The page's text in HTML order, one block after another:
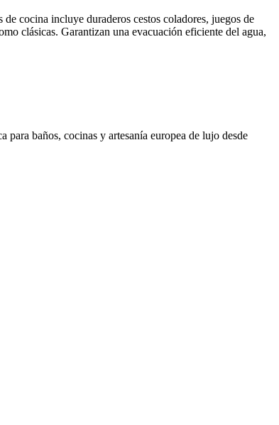
cocina incluye duraderos cestos coladores, juegos de
clásicas. Garantizan una evacuación eficiente del agua,
baños, cocinas y artesanía europea de lujo desde